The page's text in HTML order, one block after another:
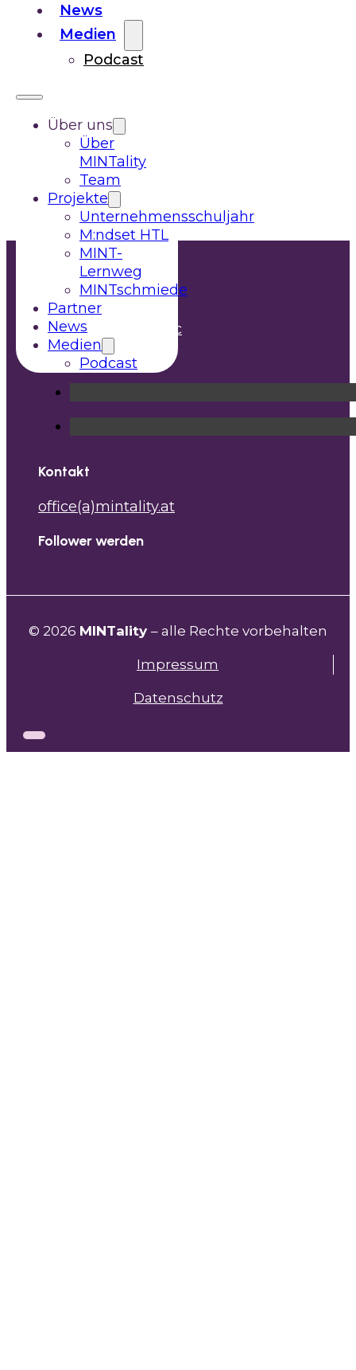
News
Medien
Podcast
Über uns
Über
MINTality
Team
Projekte
Unternehmensschuljahr
M:ndset HTL
MINT-
Lernweg
MINTschmiede
Partner
News
Medien
Podcast
Webdesign
Umsetzung
Ameisenhaufen.at
MINTality Stiftung
Gonzagagasse 15/3c
1010 Wien
Kontakt
office(a)mintality.at
Follower werden
© 2026 MINTality – alle Rechte vorbehalten
Impressum
Datenschutz